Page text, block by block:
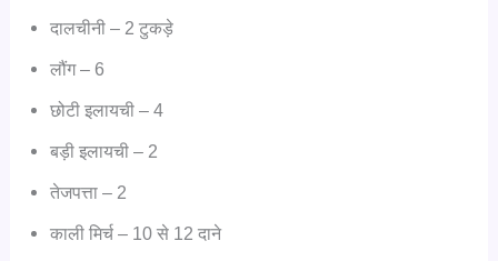
दालचीनी – 2 टुकड़े
लौंग – 6
छोटी इलायची – 4
बड़ी इलायची – 2
तेजपत्ता – 2
काली मिर्च – 10 से 12 दाने